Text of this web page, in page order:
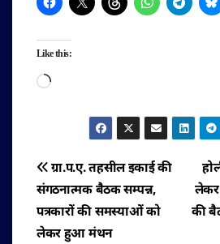
Like this:
Loading…
पोस्ट
नेविगेशन
लेकर
की
ग्रा.प.ए. तहसील इकाई की
संगठनात्मक बैठक सम्पन्न,
पत्रकारों की समस्याओं को
लेकर हुआ मंथन